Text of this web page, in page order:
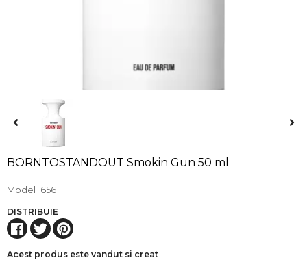
BORNTOSTANDOUT Smokin Gun 50 ml
Model 6561
DISTRIBUIE
Acest produs este vandut si creat